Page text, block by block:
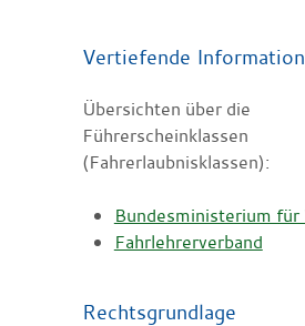
Vertiefende
Übersichten über die
Führerscheinklassen
(Fahrerlaubnisklassen):
Bundesministerium für
Fahrlehrerverband
Rechtsgrundlage